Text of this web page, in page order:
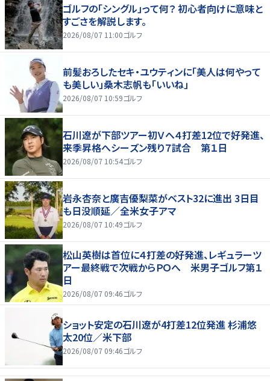
ゴルフの「シングル」って何？ 初心者向けに意味と
すごさを解説します。
2026/08/07 11:00ゴルフ
前髪おろしたセキ・ユウティンに「美人は何やって
も美しい」桑木志帆も「いいね」
2026/08/07 10:59ゴルフ
石川遼が下部ツアー初Ｖへ４打差12位で好発進、
来季昇格へシーズン残り７試合 第１日
2026/08/07 10:54ゴルフ
岩永杏奈と廣吉優梨菜がベスト32に進出 3日目
も日没順延／全米女子アマ
2026/08/07 10:49ゴルフ
松山英樹は首位に４打差の好発進、レギュラーツ
アー最終戦で次戦からＰＯへ 米男子ゴルフ第１
日
2026/08/07 09:46ゴルフ
ショット安定の石川遼が4打差12位発進 杉浦悠
太20位／米下部
2026/08/07 09:46ゴルフ